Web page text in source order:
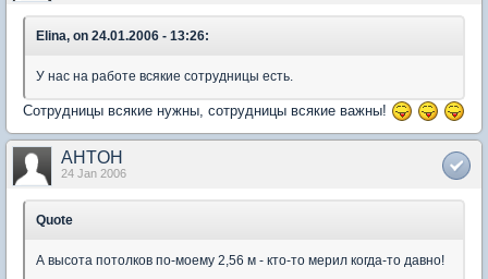
Elina, on 24.01.2006 - 13:26:
У нас на работе всякие сотрудницы есть.
Сотрудницы всякие нужны, сотрудницы всякие важны!
AHTOH
24 Jan 2006
Quote
А высота потолков по-моему 2,56 м - кто-то мерил когда-то давно!